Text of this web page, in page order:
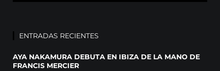
ENTRADAS RECIENTES
AYA NAKAMURA DEBUTA EN IBIZA DE LA MANO DE
FRANCIS MERCIER